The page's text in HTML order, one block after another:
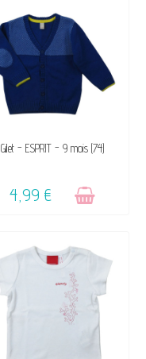
VENDU, VICTIME DE SON
Gilet - ESPRIT - 9 mois (74)
4,99 €